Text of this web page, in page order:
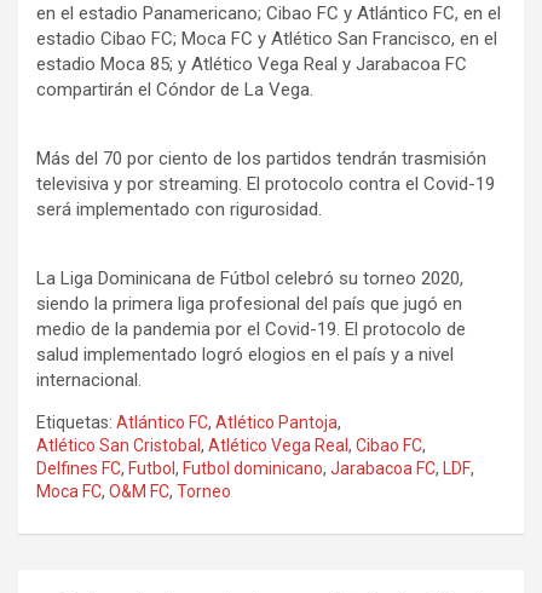
en el estadio Panamericano; Cibao FC y Atlántico FC, en el
estadio Cibao FC; Moca FC y Atlético San Francisco, en el
estadio Moca 85; y Atlético Vega Real y Jarabacoa FC
compartirán el Cóndor de La Vega.
Más del 70 por ciento de los partidos tendrán trasmisión
televisiva y por streaming. El protocolo contra el Covid-19
será implementado con rigurosidad.
La Liga Dominicana de Fútbol celebró su torneo 2020,
siendo la primera liga profesional del país que jugó en
medio de la pandemia por el Covid-19. El protocolo de
salud implementado logró elogios en el país y a nivel
internacional.
Etiquetas: Atlántico FC, Atlético Pantoja,
Atlético San Cristobal , Atlético Vega Real , Cibao FC,
Delfines FC, Futbol , Futbol dominicano, Jarabacoa FC, LDF,
Moca FC, O&M FC, Torneo